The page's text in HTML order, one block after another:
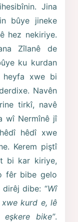
Jina
bûye jineke
hez nekiriye.
Zîlanê de
ku kurdan
xwe bi
Navên
tirkî, navê
wî Nermînê jî
hêdî xwe
Kerem piştî
bi kar kiriye,
fêr bibe gelo
dibe: “Wî
kurd e, lê
bike”.